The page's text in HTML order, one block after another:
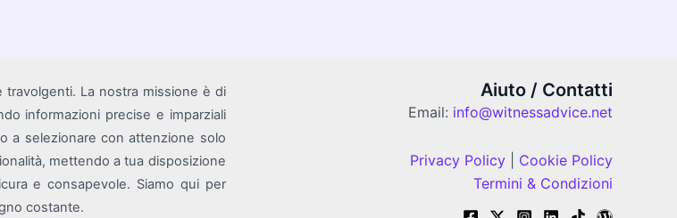
La nostra missione è di
informazioni precise e imparziali
a selezionare con attenzione solo
mettendo a tua disposizione
e consapevole. Siamo qui per
costante.
Aiuto / Contatti
Email: info@witnessadvice.net
Privacy Policy|
Cookie Policy
Termini & Condizioni